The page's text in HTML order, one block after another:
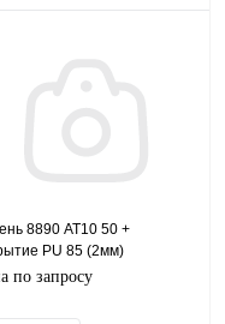
8890 AT10 50 +
PU 85 (2мм)
по запросу